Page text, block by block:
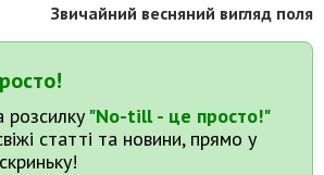
Звичайний весняний вигляд поля
розсилку "No-till - це просто!"
статті та новини, прямо у